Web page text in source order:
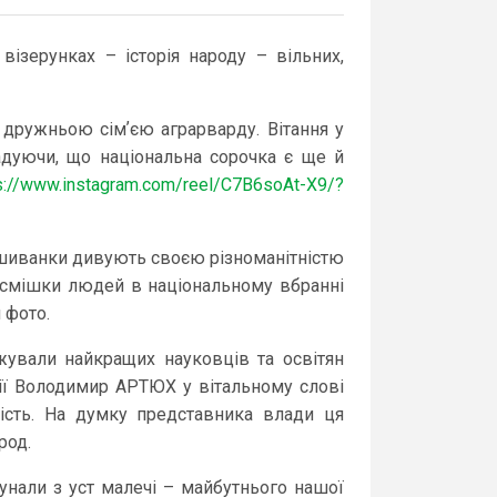
– історія народу – вільних,
сімʼєю аграрварду. Вітання у
що національна сорочка є ще й
www.instagram.com/reel/C7B6soAt-X9/?
дивують своєю різноманітністю
людей в національному вбранні
фото.
найкращих науковців та освітян
Володимир АРТЮХ у вітальному слові
На думку представника влади ця
з уст малечі – майбутнього нашої